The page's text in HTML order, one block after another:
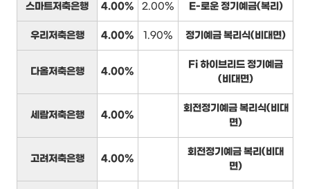
스마트저축은행 4.00% 2.00% E-로운 정기예금(복리)
우리저축은행 4.00% 1.90% 정기예금 복리식(비대면)
다올저축은행 4.00%
Fi 하이브리드 정기예금
(비대면)
세람저축은행 4.00%
회전정기예금 복리식(비대
면)
고려저축은행 4.00%
회전정기예금 복리(비대
면)